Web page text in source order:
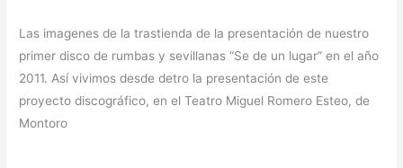
Las imagenes de la trastienda de la presentación de nuestro
primer disco de rumbas y sevillanas “Se de un lugar” en el año
2011. Así vivimos desde detro la presentación de este
proyecto discográfico, en el Teatro Miguel Romero Esteo, de
Montoro